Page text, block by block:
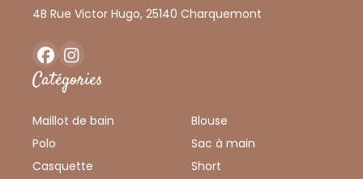
4B Rue Victor Hugo, 25140 Charquemont
FacebookInstagram
Catégories
Maillot de bain
Polo
Casquette
Blouse
Sac à main
Short